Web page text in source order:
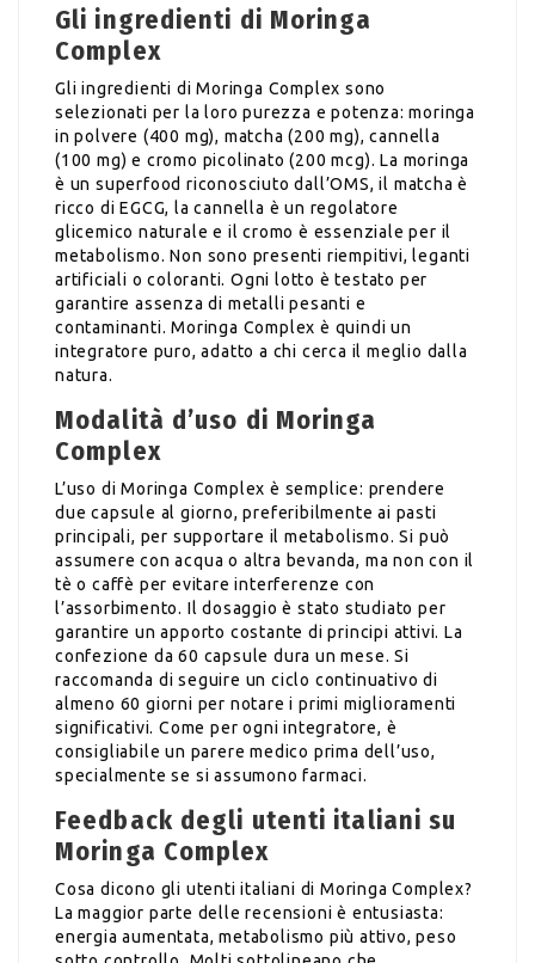
Gli ingredienti di Moringa
Complex
Gli ingredienti di Moringa Complex sono
selezionati per la loro purezza e potenza: moringa
in polvere (400 mg), matcha (200 mg), cannella
(100 mg) e cromo picolinato (200 mcg). La moringa
è un superfood riconosciuto dall’OMS, il matcha è
ricco di EGCG, la cannella è un regolatore
glicemico naturale e il cromo è essenziale per il
metabolismo. Non sono presenti riempitivi, leganti
artificiali o coloranti. Ogni lotto è testato per
garantire assenza di metalli pesanti e
contaminanti. Moringa Complex è quindi un
integratore puro, adatto a chi cerca il meglio dalla
natura.
Modalità d’uso di Moringa
Complex
L’uso di Moringa Complex è semplice: prendere
due capsule al giorno, preferibilmente ai pasti
principali, per supportare il metabolismo. Si può
assumere con acqua o altra bevanda, ma non con il
tè o caffè per evitare interferenze con
l’assorbimento. Il dosaggio è stato studiato per
garantire un apporto costante di principi attivi. La
confezione da 60 capsule dura un mese. Si
raccomanda di seguire un ciclo continuativo di
almeno 60 giorni per notare i primi miglioramenti
significativi. Come per ogni integratore, è
consigliabile un parere medico prima dell’uso,
specialmente se si assumono farmaci.
Feedback degli utenti italiani su
Moringa Complex
Cosa dicono gli utenti italiani di Moringa Complex?
La maggior parte delle recensioni è entusiasta:
energia aumentata, metabolismo più attivo, peso